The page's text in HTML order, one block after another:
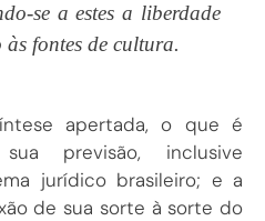
se a estes a liberdade
fontes de cultura.
apertada, o que é
previsão, inclusive
jurídico brasileiro; e a
de sua sorte à sorte do